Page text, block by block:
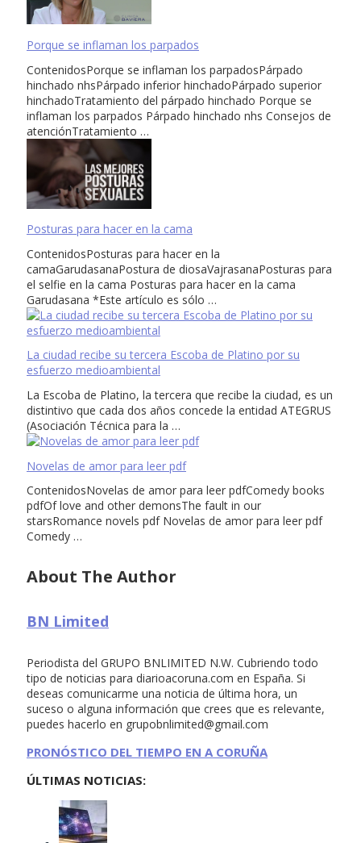
Porque se inflaman los parpados
ContenidosPorque se inflaman los parpadosPárpado
hinchado nhsPárpado inferior hinchadoPárpado superior
hinchadoTratamiento del párpado hinchado Porque se
inflaman los parpados Párpado hinchado nhs Consejos de
atenciónTratamiento …
Posturas para hacer en la cama
ContenidosPosturas para hacer en la
camaGarudasanaPostura de diosaVajrasanaPosturas para
el selfie en la cama Posturas para hacer en la cama
Garudasana *Este artículo es sólo …
La ciudad recibe su tercera Escoba de Platino por su
esfuerzo medioambiental
La Escoba de Platino, la tercera que recibe la ciudad, es un
distintivo que cada dos años concede la entidad ATEGRUS
(Asociación Técnica para la …
Novelas de amor para leer pdf
ContenidosNovelas de amor para leer pdfComedy books
pdfOf love and other demonsThe fault in our
starsRomance novels pdf Novelas de amor para leer pdf
Comedy …
About The Author
BN Limited
Periodista del GRUPO BNLIMITED N.W. Cubriendo todo
tipo de noticias para diarioacoruna.com en España. Si
deseas comunicarme una noticia de última hora, un
suceso o alguna información que crees que es relevante,
puedes hacerlo en grupobnlimited@gmail.com
PRONÓSTICO DEL TIEMPO EN A CORUÑA
ÚLTIMAS NOTICIAS: